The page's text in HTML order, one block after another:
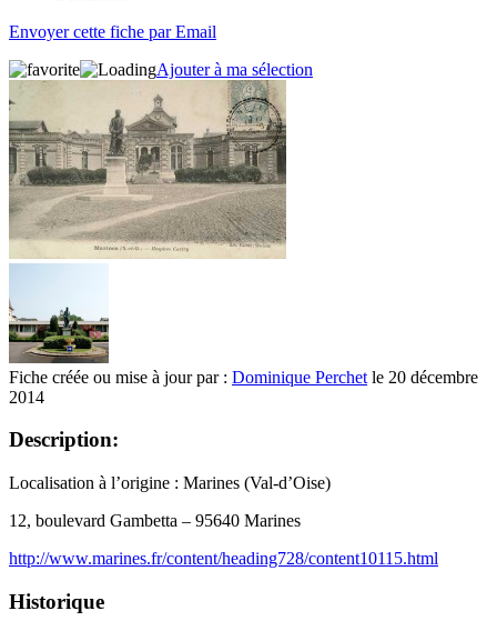
Envoyer cette fiche par Email
Ajouter à ma sélection
Fiche créée ou mise à jour par : Dominique Perchet le 20 décembre
2014
Description:
Localisation à l’origine : Marines (Val-d’Oise)
12, boulevard Gambetta – 95640 Marines
http://www.marines.fr/content/heading728/content10115.html
Historique